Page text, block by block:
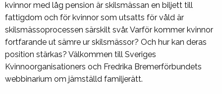
kvinnor med låg pension är skilsmässan en biljett till
fattigdom och för kvinnor som utsatts för våld är
skilsmässoprocessen särskilt svår. Varför kommer kvinnor
fortfarande ut sämre ur skilsmässor? Och hur kan deras
position stärkas? Välkommen till Sveriges
Kvinnoorganisationers och Fredrika Bremerförbundets
webbinarium om jämställd familjerätt.